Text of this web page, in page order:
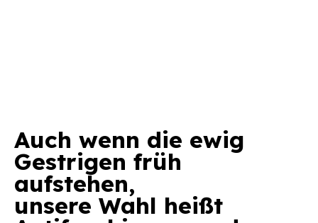
Auch wenn die ewig
Gestrigen früh
aufstehen,
unsere Wahl heißt